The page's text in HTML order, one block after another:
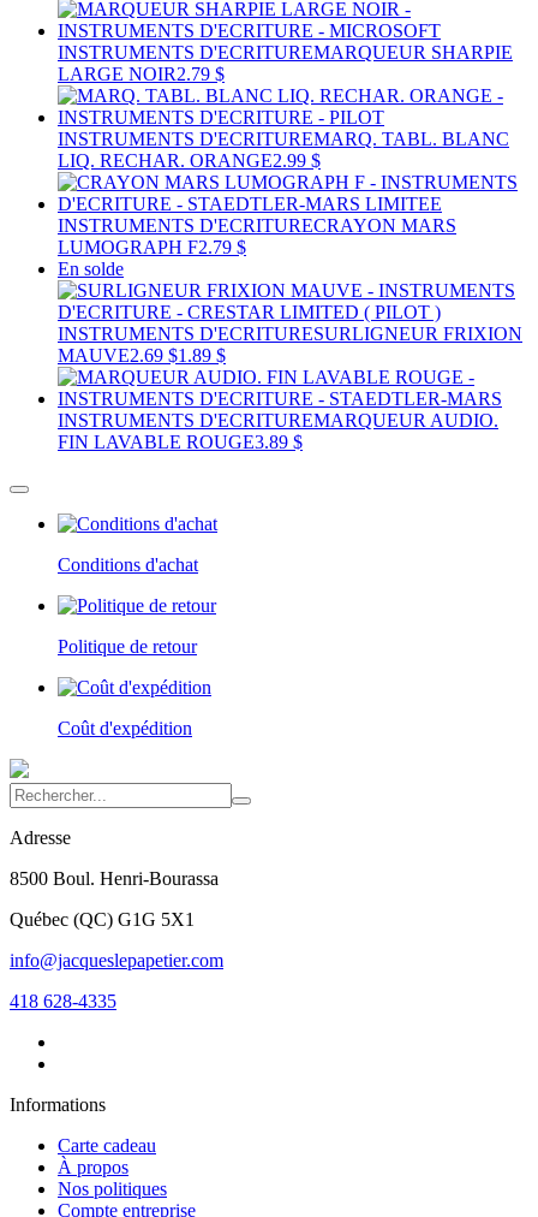
INSTRUMENTS D'ECRITUREMARQUEUR SHARPIE
LARGE NOIR2.79 $
INSTRUMENTS D'ECRITUREMARQ. TABL. BLANC
LIQ. RECHAR. ORANGE2.99 $
INSTRUMENTS D'ECRITURECRAYON MARS
LUMOGRAPH F2.79 $
En solde
INSTRUMENTS D'ECRITURESURLIGNEUR FRIXION
MAUVE2.69 $1.89 $
INSTRUMENTS D'ECRITUREMARQUEUR AUDIO.
FIN LAVABLE ROUGE3.89 $
Conditions d'achat
Politique de retour
Coût d'expédition
Adresse
8500 Boul. Henri-Bourassa
Québec (QC) G1G 5X1
info@jacqueslepapetier.com
418 628-4335
Informations
Carte cadeau
À propos
Nos politiques
Compte entreprise